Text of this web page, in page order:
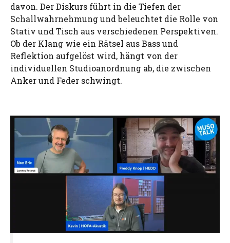
davon. Der Diskurs führt in die Tiefen der
Schallwahrnehmung und beleuchtet die Rolle von
Stativ und Tisch aus verschiedenen Perspektiven.
Ob der Klang wie ein Rätsel aus Bass und
Reflektion aufgelöst wird, hängt von der
individuellen Studioanordnung ab, die zwischen
Anker und Feder schwingt.